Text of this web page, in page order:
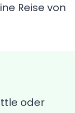
Reise von
oder